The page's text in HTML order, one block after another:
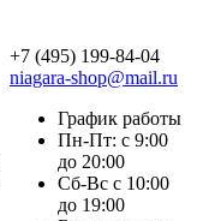
+7 (495) 199-84-04
niagara-shop@mail.ru
График работы
Пн-Пт: с 9:00
до 20:00
Сб-Вс с 10:00
до 19:00